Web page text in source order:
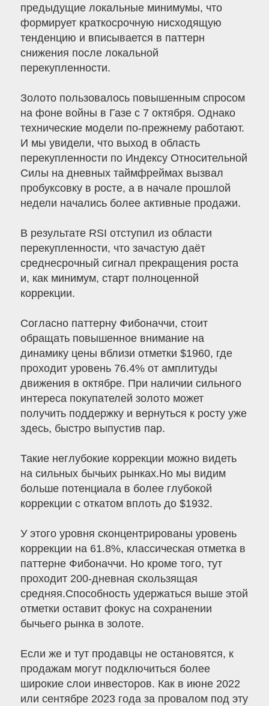
предыдущие локальные минимумы, что
формирует краткосрочную нисходящую
тенденцию и вписывается в паттерн
снижения после локальной
перекупленности.
Золото пользовалось повышенным спросом
на фоне войны в Газе с 7 октября. Однако
технические модели по-прежнему работают.
И мы увидели, что выход в область
перекупленности по Индексу Относительной
Силы на дневных таймфреймах вызвал
пробуксовку в росте, а в начале прошлой
недели начались более активные продажи.
В результате RSI отступил из области
перекупленности, что зачастую даёт
среднесрочный сигнал прекращения роста
и, как минимум, старт полноценной
коррекции.
Согласно паттерну Фибоначчи, стоит
обращать повышенное внимание на
динамику цены вблизи отметки $1960, где
проходит уровень 76.4% от амплитуды
движения в октябре. При наличии сильного
интереса покупателей золото может
получить поддержку и вернуться к росту уже
здесь, быстро выпустив пар.
Такие неглубокие коррекции можно видеть
на сильных бычьих рынках.Но мы видим
больше потенциала в более глубокой
коррекции с откатом вплоть до $1932.
У этого уровня сконцентрированы уровень
коррекции на 61.8%, классическая отметка в
паттерне Фибоначчи. Но кроме того, тут
проходит 200-дневная скользящая
средняя.Способность удержаться выше этой
отметки оставит фокус на сохранении
бычьего рынка в золоте.
Если же и тут продавцы не остановятся, к
продажам могут подключиться более
широкие слои инвесторов. Как в июне 2022
или сентябре 2023 года за провалом под эту